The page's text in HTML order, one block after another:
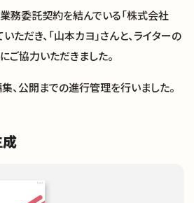
業務委託契約を結んでいる「株式会社
ただき、「山本カヨ」さんと、ライターの
ご協力いただきました。
、公開までの進行管理を行いました。